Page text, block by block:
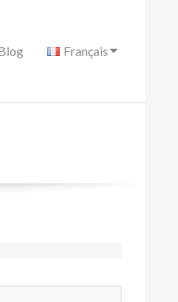
Français